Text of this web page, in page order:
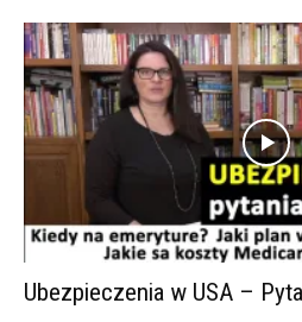
Ubezpieczenia w USA –